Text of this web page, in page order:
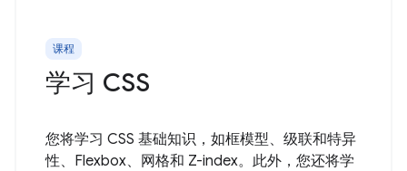
课程
学习 CSS
您将学习 CSS 基础知识，如框模型、级联和特异
性、Flexbox、网格和 Z-index。此外，您还将学